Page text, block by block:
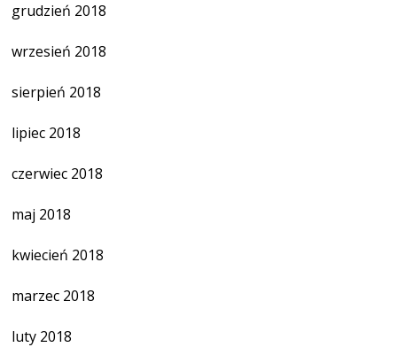
grudzień 2018
wrzesień 2018
sierpień 2018
lipiec 2018
czerwiec 2018
maj 2018
kwiecień 2018
marzec 2018
luty 2018